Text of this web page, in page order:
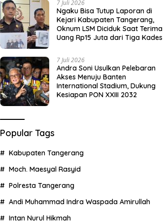
7 Juli 2026
Ngaku Bisa Tutup Laporan di
Kejari Kabupaten Tangerang,
Oknum LSM Diciduk Saat Terima
Uang Rp15 Juta dari Tiga Kades
7 Juli 2026
Andra Soni Usulkan Pelebaran
Akses Menuju Banten
International Stadium, Dukung
Kesiapan PON XXIII 2032
Popular Tags
Kabupaten Tangerang
Moch. Maesyal Rasyid
Polresta Tangerang
Andi Muhammad Indra Waspada Amirullah
Intan Nurul Hikmah